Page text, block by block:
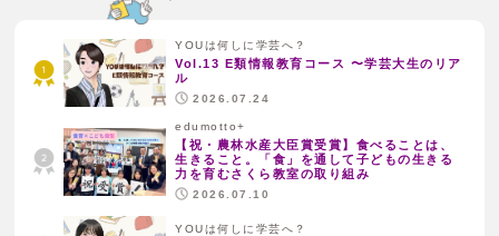
YOUは何しに学芸へ？
Vol.13 E類情報教育コース 〜学芸大生のリア
ル
2026.07.24
edumotto+
【祝・農林水産大臣賞受賞】食べることは、
生きること。「食」を通して子どもの生きる
力を育むさくら教室の取り組み
2026.07.10
YOUは何しに学芸へ？